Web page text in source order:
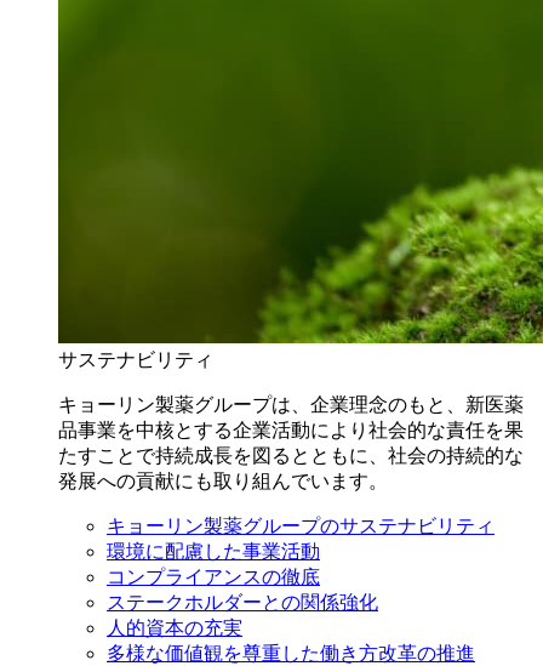
サステナビリティ
キョーリン製薬グループは、企業理念のもと、新医薬
品事業を中核とする企業活動により社会的な責任を果
たすことで持続成長を図るとともに、社会の持続的な
発展への貢献にも取り組んでいます。
キョーリン製薬グループのサステナビリティ
環境に配慮した事業活動
コンプライアンスの徹底
ステークホルダーとの関係強化
人的資本の充実
多様な価値観を尊重した働き方改革の推進